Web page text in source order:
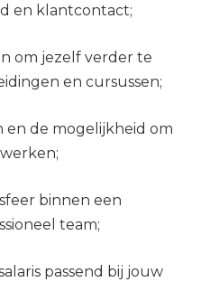
en klantcontact;
om jezelf verder te
en cursussen;
en de mogelijkheid om
binnen een
team;
passend bij jouw